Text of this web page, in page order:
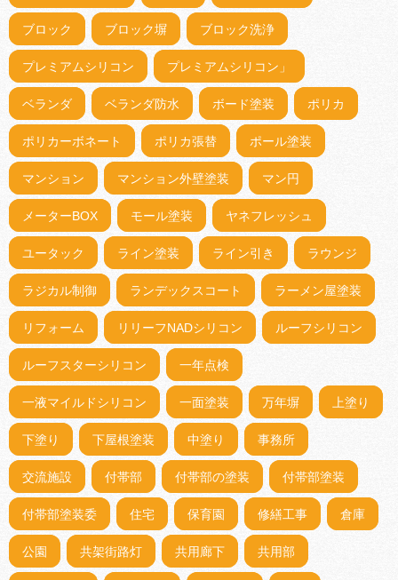
ブロック ブロック塀 ブロック洗浄
プレミアムシリコン プレミアムシリコン」
ベランダ ベランダ防水 ボード塗装 ポリカ
ポリカーボネート ポリカ張替 ポール塗装
マンション マンション外壁塗装 マン円
メーターBOX モール塗装 ヤネフレッシュ
ユータック ライン塗装 ライン引き ラウンジ
ラジカル制御 ランデックスコート ラーメン屋塗装
リフォーム リリーフNADシリコン ルーフシリコン
ルーフスターシリコン 一年点検
一液マイルドシリコン 一面塗装 万年塀 上塗り
下塗り 下屋根塗装 中塗り 事務所
交流施設 付帯部 付帯部の塗装 付帯部塗装
付帯部塗装委 住宅 保育園 修繕工事 倉庫
公園 共架街路灯 共用廊下 共用部